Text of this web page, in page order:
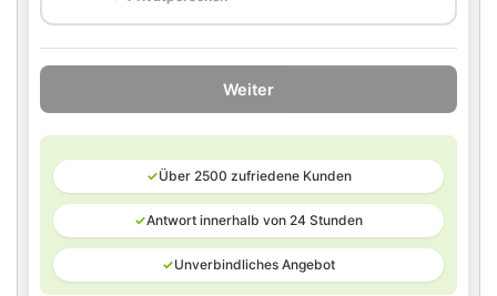
Weiter
✓Über 2500 zufriedene Kunden
✓Antwort innerhalb von 24 Stunden
✓Unverbindliches Angebot